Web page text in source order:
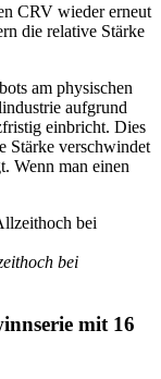
CRV wieder erneut
die relative Stärke
am physischen
aufgrund
einbricht. Dies
Stärke verschwindet
Wenn man einen
bei
mit 16